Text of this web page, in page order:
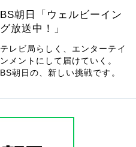
BS朝日「ウェルビーイン
グ放送中！」
テレビ局らしく、エンターテイ
ンメントにして届けていく。
BS朝日の、新しい挑戦です。